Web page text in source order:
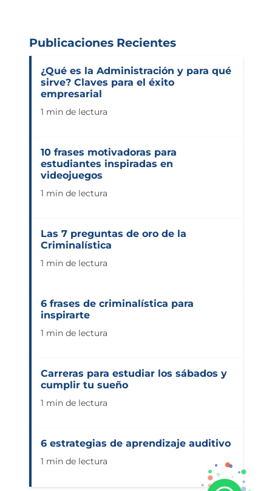
Publicaciones Recientes
¿Qué es la Administración y para qué
sirve? Claves para el éxito
empresarial
1 min de lectura
10 frases motivadoras para
estudiantes inspiradas en
videojuegos
1 min de lectura
Las 7 preguntas de oro de la
Criminalística
1 min de lectura
6 frases de criminalística para
inspirarte
1 min de lectura
Carreras para estudiar los sábados y
cumplir tu sueño
1 min de lectura
6 estrategias de aprendizaje auditivo
1 min de lectura